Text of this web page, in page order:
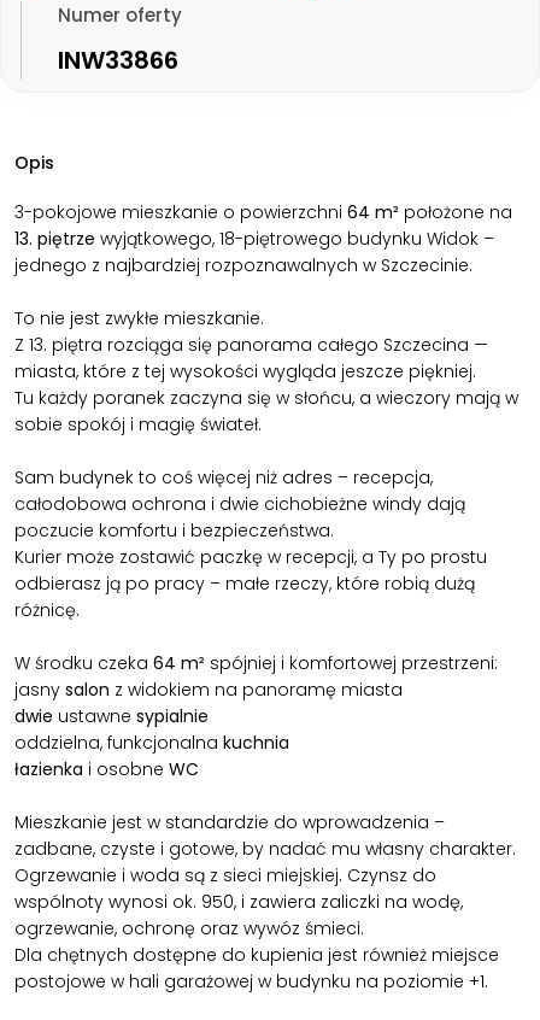
Numer oferty
INW33866
Opis
3-pokojowe mieszkanie o powierzchni 64 m² położone na
13. piętrze wyjątkowego, 18-piętrowego budynku Widok –
jednego z najbardziej rozpoznawalnych w Szczecinie.
To nie jest zwykłe mieszkanie.
Z 13. piętra rozciąga się panorama całego Szczecina —
miasta, które z tej wysokości wygląda jeszcze piękniej.
Tu każdy poranek zaczyna się w słońcu, a wieczory mają w
sobie spokój i magię świateł.
Sam budynek to coś więcej niż adres – recepcja,
całodobowa ochrona i dwie cichobieżne windy dają
poczucie komfortu i bezpieczeństwa.
Kurier może zostawić paczkę w recepcji, a Ty po prostu
odbierasz ją po pracy – małe rzeczy, które robią dużą
różnicę.
W środku czeka 64 m² spójniej i komfortowej przestrzeni:
jasny salon z widokiem na panoramę miasta
dwie ustawne sypialnie
oddzielna, funkcjonalna kuchnia
łazienka i osobne WC
Mieszkanie jest w standardzie do wprowadzenia –
zadbane, czyste i gotowe, by nadać mu własny charakter.
Ogrzewanie i woda są z sieci miejskiej. Czynsz do
wspólnoty wynosi ok. 950, i zawiera zaliczki na wodę,
ogrzewanie, ochronę oraz wywóz śmieci.
Dla chętnych dostępne do kupienia jest również miejsce
postojowe w hali garażowej w budynku na poziomie +1.